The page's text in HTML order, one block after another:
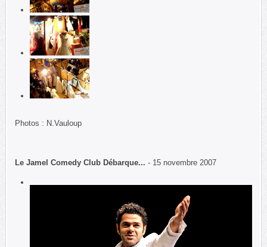
Photos : N.Vauloup
Le Jamel Comedy Club Débarque... - 15 novembre 2007